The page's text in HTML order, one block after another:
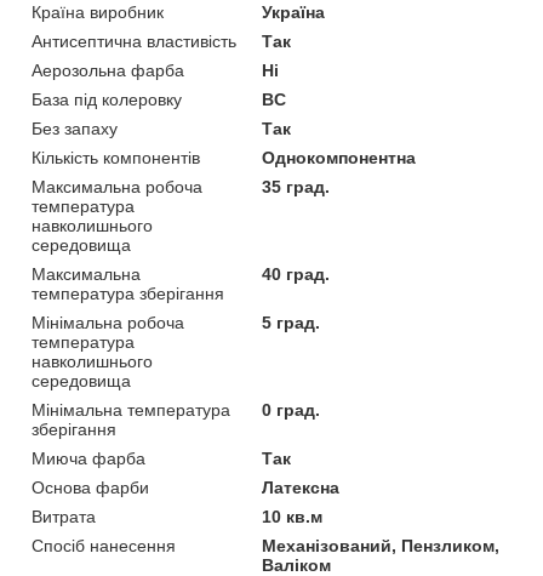
Країна виробник
Україна
Антисептична властивість
Так
Аерозольна фарба
Ні
База під колеровку
BC
Без запаху
Так
Кількість компонентів
Однокомпонентна
Максимальна робоча
температура
навколишнього
середовища
35 град.
Максимальна
температура зберігання
40 град.
Мінімальна робоча
температура
навколишнього
середовища
5 град.
Мінімальна температура
зберігання
0 град.
Миюча фарба
Так
Основа фарби
Латексна
Витрата
10 кв.м
Спосіб нанесення
Механізований, Пензликом,
Валіком